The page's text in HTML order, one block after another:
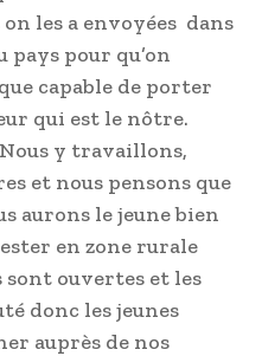
on les a envoyées dans
pays pour qu’on
capable de porter
qui est le nôtre.
Nous y travaillons,
et nous pensons que
aurons le jeune bien
en zone rurale
sont ouvertes et les
donc les jeunes
auprès de nos